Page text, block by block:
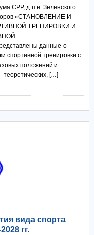
СРР, д.п.н. Зеленского
«СТАНОВЛЕНИЕ И
ТРЕНИРОВКИ И
данные о
спортивной тренировки с
положений и
[…]
вида спорта
гг.